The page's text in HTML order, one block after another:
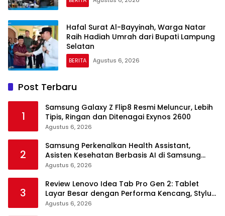
Hafal Surat Al-Bayyinah, Warga Natar
Raih Hadiah Umrah dari Bupati Lampung
Selatan
BERITA Agustus 6, 2026
Post Terbaru
1
Samsung Galaxy Z Flip8 Resmi Meluncur, Lebih
Tipis, Ringan dan Ditenagai Exynos 2600
Agustus 6, 2026
2
Samsung Perkenalkan Health Assistant,
Asisten Kesehatan Berbasis AI di Samsung
Health
Agustus 6, 2026
3
Review Lenovo Idea Tab Pro Gen 2: Tablet
Layar Besar dengan Performa Kencang, Stylus
dan Keyboard dalam Satu Paket
Agustus 6, 2026